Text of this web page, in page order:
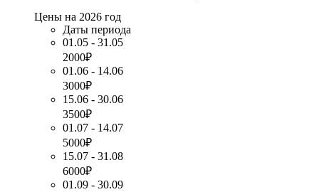
Цены на 2026 год
Даты периода
01.05 - 31.05
2000₽
01.06 - 14.06
3000₽
15.06 - 30.06
3500₽
01.07 - 14.07
5000₽
15.07 - 31.08
6000₽
01.09 - 30.09